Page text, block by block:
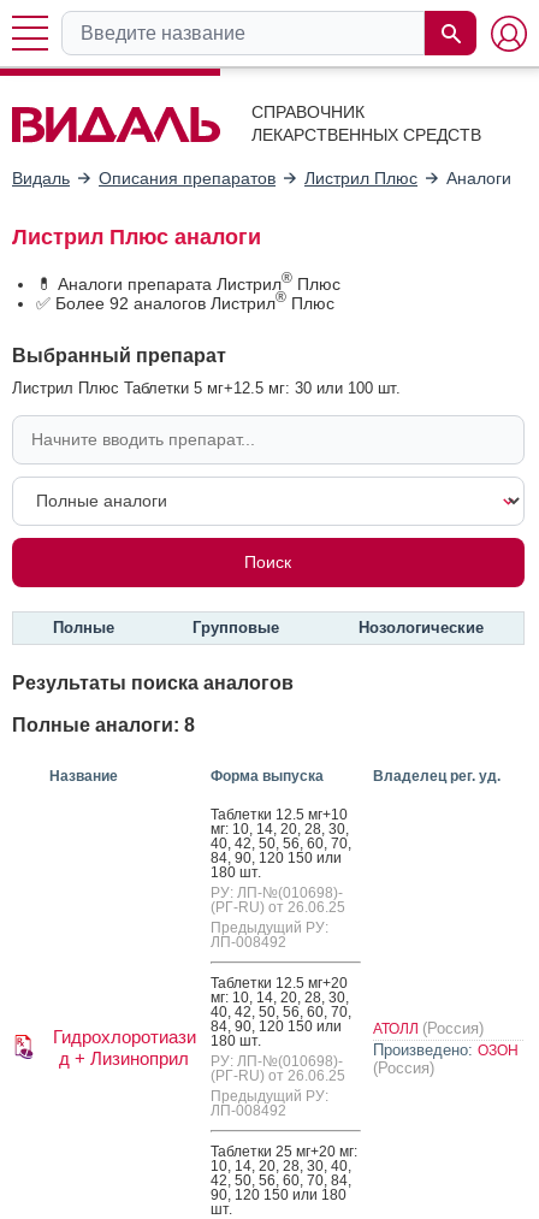
СПРАВОЧНИК
ЛЕКАРСТВЕННЫХ СРЕДСТВ
Видаль Описания препаратов Листрил Плюс Аналоги
Листрил Плюс аналоги
💊 Аналоги препарата Листрил® Плюс
✅ Более 92 аналогов Листрил® Плюс
Выбранный препарат
Листрил Плюс Таблетки 5 мг+12.5 мг: 30 или 100 шт.
Полные Групповые Нозологические
Результаты поиска аналогов
Полные аналоги: 8
Название Форма выпуска Владелец рег. уд.
Гидрохлоротиази
д + Лизиноприл
Таб­летки 12.5 мг+10
мг: 10, 14, 20, 28, 30,
40, 42, 50, 56, 60, 70,
84, 90, 120 150 или
180 шт.
РУ: ЛП-№(010698)-
(РГ-RU) от 26.06.25
Предыдущий РУ:
ЛП-008492
Таб­летки 12.5 мг+20
мг: 10, 14, 20, 28, 30,
40, 42, 50, 56, 60, 70,
84, 90, 120 150 или
180 шт.
РУ: ЛП-№(010698)-
(РГ-RU) от 26.06.25
Предыдущий РУ:
ЛП-008492
Таб­летки 25 мг+20 мг:
10, 14, 20, 28, 30, 40,
42, 50, 56, 60, 70, 84,
90, 120 150 или 180
шт.
АТОЛЛ (Россия)
Произведено: ОЗОН
(Россия)